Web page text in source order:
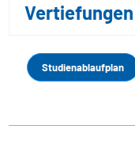
Vertiefungen
Studienablaufplan